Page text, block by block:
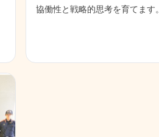
協働性と戦略的思考を育てます。